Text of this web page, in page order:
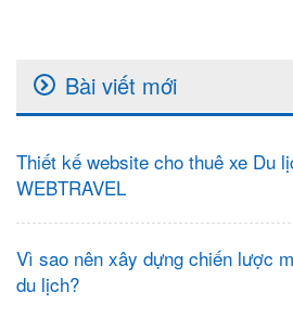
Bài viết mới
Thiết kế website cho thuê xe Du
WEBTRAVEL
Vì sao nên xây dựng chiến lược
du lịch?